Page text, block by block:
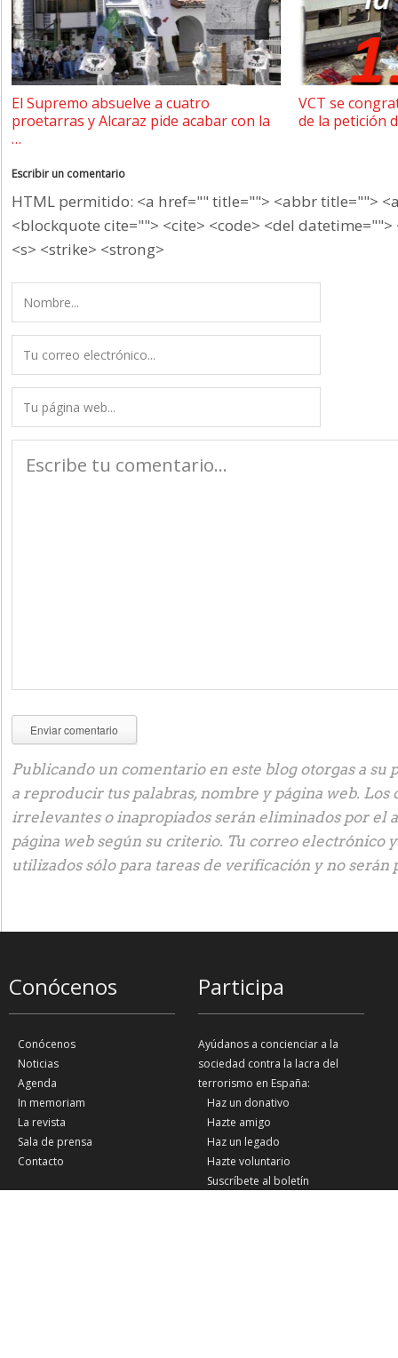
El Supremo absuelve a cuatro
proetarras y Alcaraz pide acabar con la
…
VCT se
de la petición
Escribir un comentario
HTML permitido: <a href="" title=""> <abbr title="">
<blockquote cite=""> <cite> <code> <del datetime="">
<s> <strike> <strong>
Publicando un comentario en este blog otorgas a su
a reproducir tus palabras, nombre y página web. Los
irrelevantes o inapropiados serán eliminados por el
página web según su criterio. Tu correo electrónico
utilizados sólo para tareas de verificación y no serán
Conócenos
Conócenos
Noticias
Agenda
In memoriam
La revista
Sala de prensa
Contacto
Participa
Ayúdanos a concienciar a la
sociedad contra la lacra del
terrorismo en España:
Haz un donativo
Hazte amigo
Haz un legado
Hazte voluntario
Suscríbete al boletín